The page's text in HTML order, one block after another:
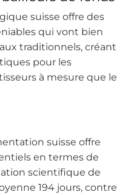
suisse offre des
qui vont bien
traditionnels, créant
pour les
à mesure que le
suisse offre
en termes de
scientifique de
194 jours, contre